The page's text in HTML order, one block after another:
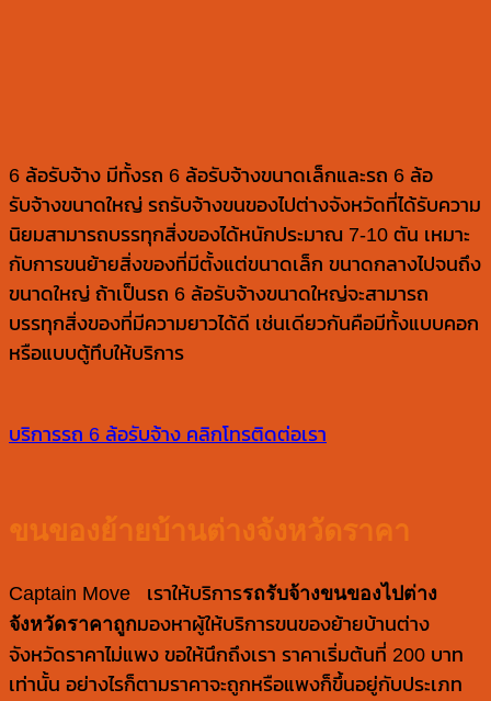
6 ล้อรับจ้าง มีทั้งรถ 6 ล้อรับจ้างขนาดเล็กและรถ 6 ล้อ
รับจ้างขนาดใหญ่ รถรับจ้างขนของไปต่างจังหวัดที่ได้รับความ
นิยมสามารถบรรทุกสิ่งของได้หนักประมาณ 7-10 ตัน เหมาะ
กับการขนย้ายสิ่งของที่มีตั้งแต่ขนาดเล็ก ขนาดกลางไปจนถึง
ขนาดใหญ่ ถ้าเป็นรถ 6 ล้อรับจ้างขนาดใหญ่จะสามารถ
บรรทุกสิ่งของที่มีความยาวได้ดี เช่นเดียวกันคือมีทั้งแบบคอก
หรือแบบตู้ทึบให้บริการ
บริการรถ 6 ล้อรับจ้าง คลิกโทรติดต่อเรา
ขนของย้ายบ้านต่างจังหวัดราคา
Captain Move เราให้บริการรถรับจ้างขนของไปต่าง
จังหวัดราคาถูกมองหาผู้ให้บริการขนของย้ายบ้านต่าง
จังหวัดราคาไม่แพง ขอให้นึกถึงเรา ราคาเริ่มต้นที่ 200 บาท
เท่านั้น อย่างไรก็ตามราคาจะถูกหรือแพงก็ขึ้นอยู่กับประเภท